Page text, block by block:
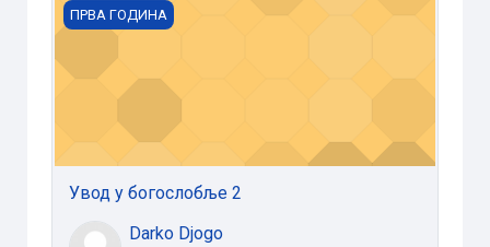
Увод у богослобље 2
ПРВА ГОДИНА
Увод у богослобље 2
Darko Djogo